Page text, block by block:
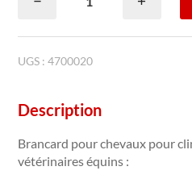
pour
chevaux
UGS : 4700020
Description
Brancard pour chevaux pour
vétérinaires équins :